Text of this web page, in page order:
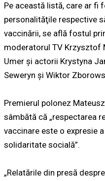
Pe această listă, care ar fi
personalităţile respective
vaccinării, se află fostul
moderatorul TV Krzysztof
Umer şi actorii Krystyna
Seweryn şi Wiktor
Premierul polonez
sâmbătă că „respectarea
vaccinare este o expresie
solidaritate socială”.
„Relatările din presă